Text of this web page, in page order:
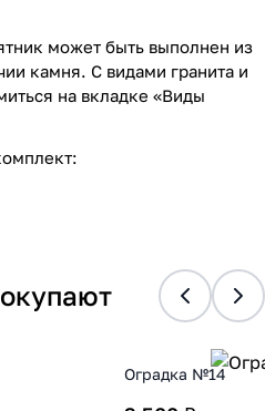
может быть выполнен из
камня. С видами гранита и
на вкладке «Виды
Оградка №14